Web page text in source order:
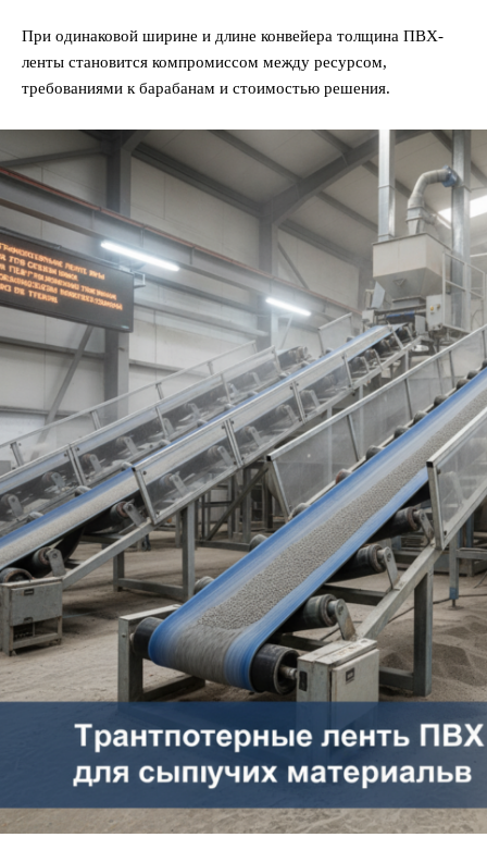
При одинаковой ширине и длине конвейера толщина ПВХ-
ленты становится компромиссом между ресурсом,
требованиями к барабанам и стоимостью решения.